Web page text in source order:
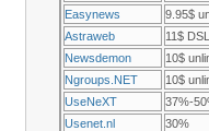
Easynews
9.95$
Astraweb
11$
Newsdemon
10$
Ngroups.NET
10$
UseNeXT
37%-
Usenet.nl
30%